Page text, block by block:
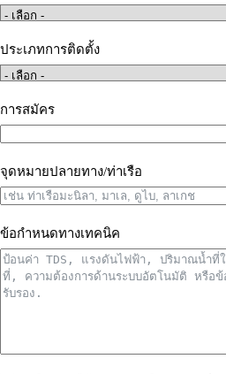
ประเภทการติดตั้ง
การสมัคร
จุดหมายปลายทาง/ท่าเรือ
ข้อกำหนดทางเทคนิค